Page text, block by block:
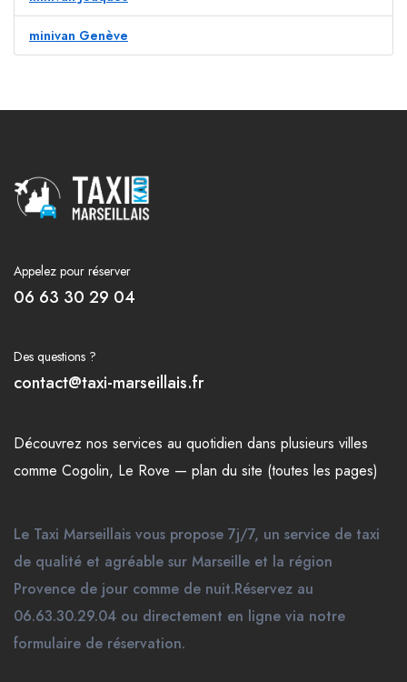
minivan Genève
Appelez pour réserver
06 63 30 29 04
Des questions ?
contact@taxi-marseillais.fr
Découvrez nos services au quotidien dans plusieurs villes
comme Cogolin, Le Rove — plan du site (toutes les pages)
Le Taxi Marseillais vous propose 7j/7, un service de taxi
de qualité et agréable sur Marseille et la région
Provence de jour comme de nuit.Réservez au
06.63.30.29.04 ou directement en ligne via notre
formulaire de réservation.